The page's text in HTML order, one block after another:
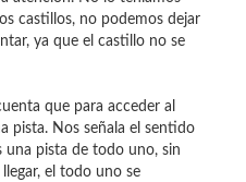
castillos, no podemos dejar
ya que el castillo no se
que para acceder al
pista. Nos señala el sentido
una pista de todo uno, sin
el todo uno se